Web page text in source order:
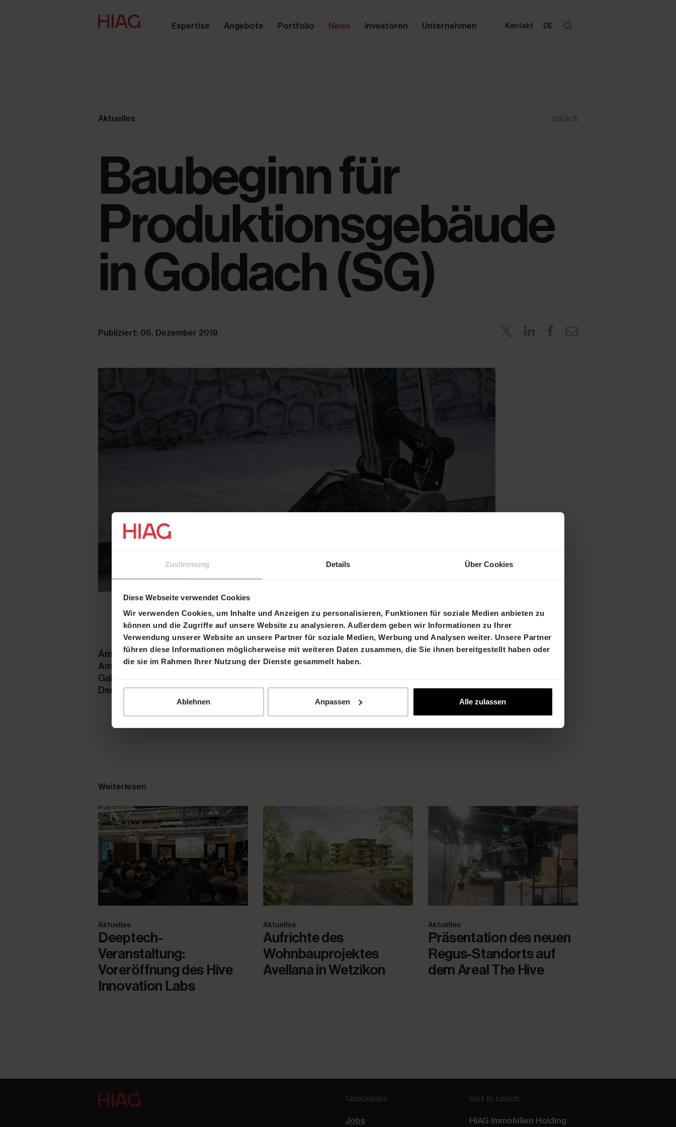
Zustimmung Details Über Cookies
Diese Webseite verwendet Cookies
Wir verwenden Cookies, um Inhalte und Anzeigen zu personalisieren, Funktionen für soziale Medien anbieten zu
können und die Zugriffe auf unsere Website zu analysieren. Außerdem geben wir Informationen zu Ihrer
Verwendung unserer Website an unsere Partner für soziale Medien, Werbung und Analysen weiter. Unsere Partner
führen diese Informationen möglicherweise mit weiteren Daten zusammen, die Sie ihnen bereitgestellt haben oder
die sie im Rahmen Ihrer Nutzung der Dienste gesammelt haben.
Ablehnen Anpassen Alle zulassen
Expertise Angebote Portfolio News Investoren Unternehmen Kontakt DE
Aktuelles zurück
Baubeginn für
Produktionsgebäude
in Goldach (SG)
Publiziert: 06. Dezember 2019
Am 02.12.2019 fand der Spatenstich für ein weiteres Produktionsgebäude des Mieters
Amcor Flexibles Rorschach AG in Goldach statt. Die Firma Goldbeck Rhomberg AG aus St.
Gallen erstellt die Produktionshalle mit Bürotrakt auf ca. 3'200 m2 als Totalunternehmer.
Der Bezug ist für Herbst 2020 vorgesehen.
Weiterlesen
Aktuelles
Deeptech-
Veranstaltung:
Voreröffnung des Hive
Innovation Labs
Aktuelles
Aufrichte des
Wohnbauprojektes
Avellana in Wetzikon
Aktuelles
Präsentation des neuen
Regus-Standorts auf
dem Areal The Hive
Quicklinks
Jobs
Get in touch
HIAG Immobilien Holding